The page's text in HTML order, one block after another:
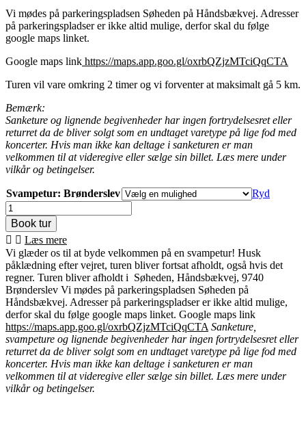
Vi mødes på parkeringspladsen Søheden på Håndsbækvej. Adresser
på parkeringspladser er ikke altid mulige, derfor skal du følge
google maps linket.
Google maps link https://maps.app.goo.gl/oxrbQZjzMTciQqCTA
Turen vil vare omkring 2 timer og vi forventer at maksimalt gå 5 km.
Bemærk:
Sanketure og lignende begivenheder har ingen fortrydelsesret eller
returret da de bliver solgt som en undtaget varetype på lige fod med
koncerter. Hvis man ikke kan deltage i sanketuren er man
velkommen til at videregive eller sælge sin billet. Læs mere under
vilkår og betingelser.
Svampetur: Brønderslev
Ryd
Svampetur
Brønderslev,
Jylland
antalLæs mere
Vi glæder os til at byde velkommen på en svampetur! Husk
påklædning efter vejret, turen bliver fortsat afholdt, også hvis det
regner. Turen bliver afholdt i Søheden, Håndsbækvej, 9740
Brønderslev Vi mødes på parkeringspladsen Søheden på
Håndsbækvej. Adresser på parkeringspladser er ikke altid mulige,
derfor skal du følge google maps linket. Google maps link
https://maps.app.goo.gl/oxrbQZjzMTciQqCTA Sanketure,
svampeture og lignende begivenheder har ingen fortrydelsesret eller
returret da de bliver solgt som en undtaget varetype på lige fod med
koncerter. Hvis man ikke kan deltage i sanketuren er man
velkommen til at videregive eller sælge sin billet. Læs mere under
vilkår og betingelser.